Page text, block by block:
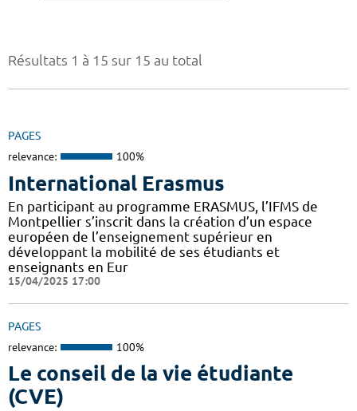
Résultats 1 à 15 sur 15 au total
PAGES
relevance: 100%
International Erasmus
En participant au programme ERASMUS, l’IFMS de
Montpellier s’inscrit dans la création d’un espace
européen de l’enseignement supérieur en
développant la mobilité de ses étudiants et
enseignants en Eur
15/04/2025 17:00
PAGES
relevance: 100%
Le conseil de la vie étudiante
(CVE)